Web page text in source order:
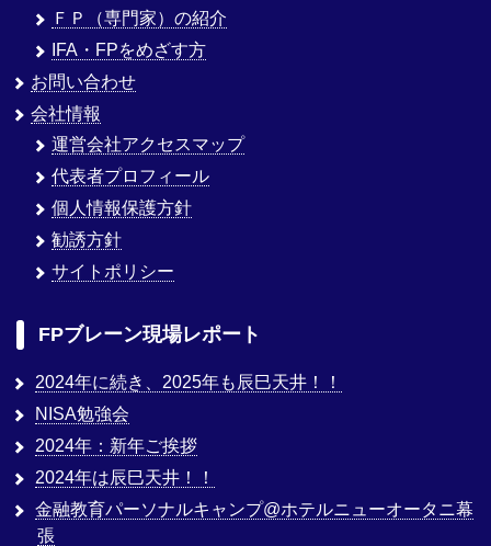
ＦＰ（専門家）の紹介
IFA・FPをめざす方
お問い合わせ
会社情報
運営会社アクセスマップ
代表者プロフィール
個人情報保護方針
勧誘方針
サイトポリシー
FPブレーン現場レポート
2024年に続き、2025年も辰巳天井！！
NISA勉強会
2024年：新年ご挨拶
2024年は辰巳天井！！
金融教育パーソナルキャンプ@ホテルニューオータニ幕
張